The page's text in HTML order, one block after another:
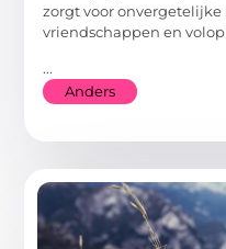
zorgt voor
vriendschappen en
...
Anders